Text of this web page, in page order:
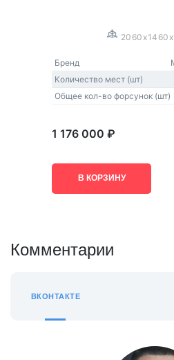
Бренд
Количество мест (шт)
Общее кол-во форсунок (шт)
1 176 000 ₽
В КОРЗИНУ
Комментарии
ВКОНТАКТЕ